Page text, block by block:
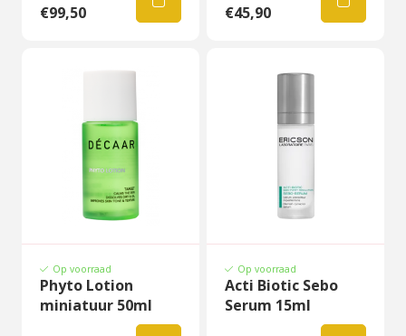
€99,50 €45,90
Op voorraad
Phyto Lotion
miniatuur 50ml
Op voorraad
Acti Biotic Sebo
Serum 15ml